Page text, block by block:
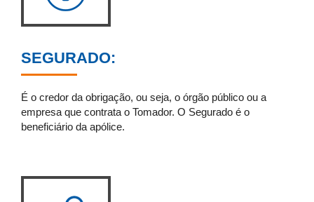
SEGURADO:
É o credor da obrigação, ou seja, o órgão público ou a
empresa que contrata o Tomador. O Segurado é o
beneficiário da apólice.